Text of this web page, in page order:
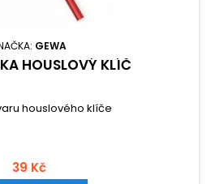
GEWA
HOUSLOVÝ KLÍČ
houslového klíče
39 Kč